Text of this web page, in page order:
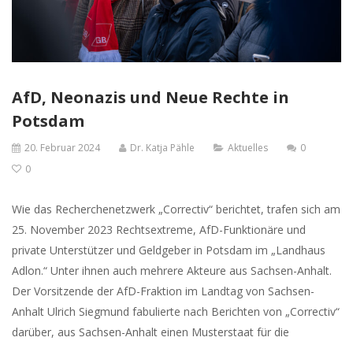
AfD, Neonazis und Neue Rechte in
Potsdam
20. Februar 2024 Dr. Katja Pähle Aktuelles
0
0
Wie das Recherchenetzwerk „Correctiv“ berichtet, trafen sich am
25. November 2023 Rechtsextreme, AfD-Funktionäre und
private Unterstützer und Geldgeber in Potsdam im „Landhaus
Adlon.“ Unter ihnen auch mehrere Akteure aus Sachsen-Anhalt.
Der Vorsitzende der AfD-Fraktion im Landtag von Sachsen-
Anhalt Ulrich Siegmund fabulierte nach Berichten von „Correctiv“
darüber, aus Sachsen-Anhalt einen Musterstaat für die